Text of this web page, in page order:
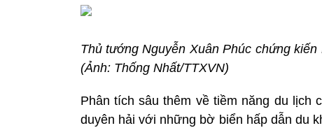
Thủ tướng Nguyễn Xuân Phúc chứng
(Ảnh: Thống Nhất/TTXVN)
Phân tích sâu thêm về tiềm năng du lịch
duyên hải với những bờ biển hấp dẫn du